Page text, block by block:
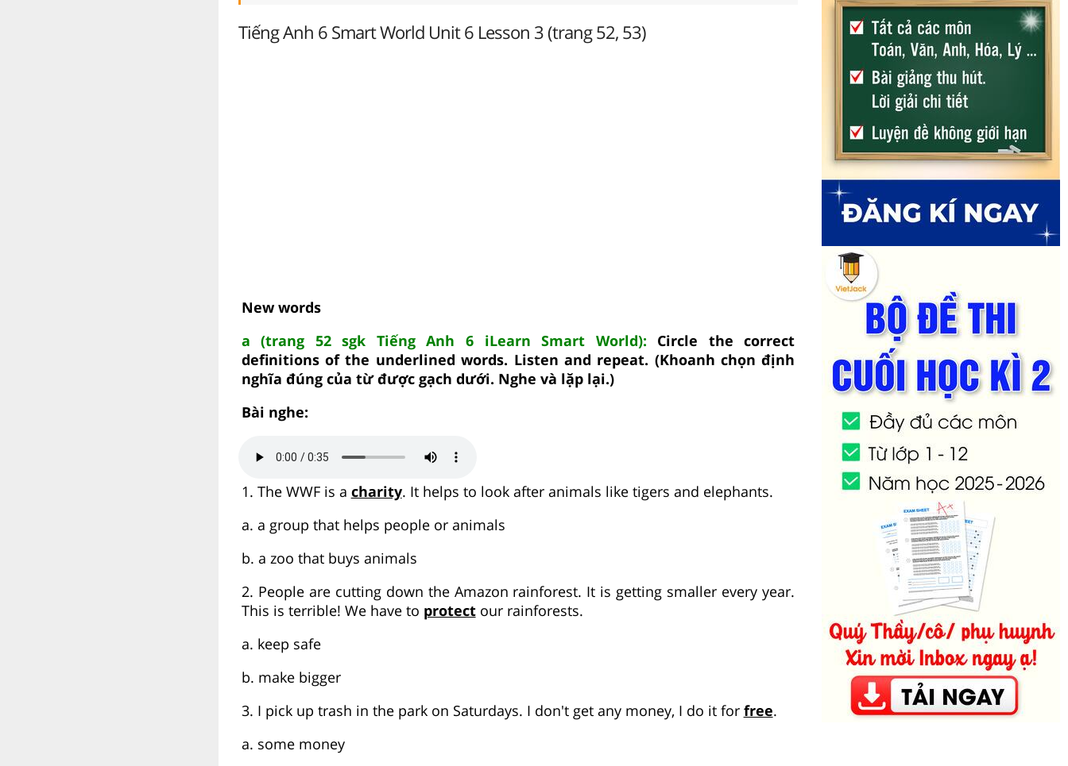
Tiếng Anh 6 Smart World Unit 6 Lesson 3 (trang 52, 53)
New words
a (trang 52 sgk Tiếng Anh 6 iLearn Smart World): Circle the correct
definitions of the underlined words. Listen and repeat. (Khoanh chọn định
nghĩa đúng của từ được gạch dưới. Nghe và lặp lại.)
Bài nghe:
1. The WWF is a charity. It helps to look after animals like tigers and elephants.
a. a group that helps people or animals
b. a zoo that buys animals
2. People are cutting down the Amazon rainforest. It is getting smaller every year.
This is terrible! We have to protectour rainforests.
a. keep safe
b. make bigger
3. I pick up trash in the park on Saturdays. I don't get any money, I do it for free.
a. some money